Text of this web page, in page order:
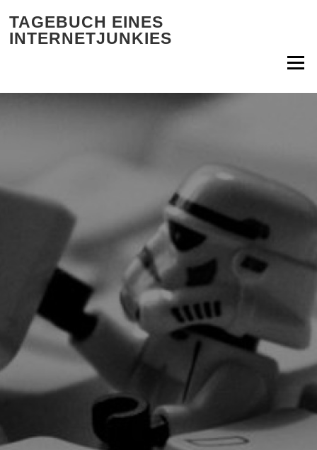
TAGEBUCH EINES
INTERNETJUNKIES
Menü